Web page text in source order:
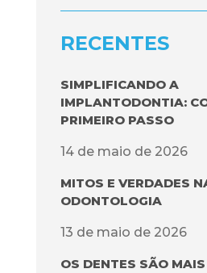
RECENTES
SIMPLIFICANDO A
IMPLANTODONTIA:
PRIMEIRO PASSO
14 de maio de 2026
MITOS E VERDADES
ODONTOLOGIA
13 de maio de 2026
OS DENTES SÃO